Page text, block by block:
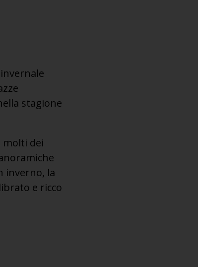
stagione
molti dei
inverno, la
e ricco